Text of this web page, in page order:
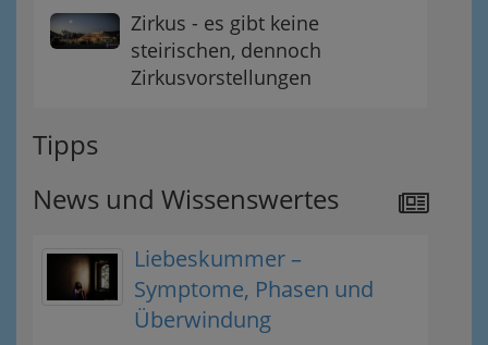
Zirkus - es gibt keine
steirischen, dennoch
Zirkusvorstellungen
Tipps
News und Wissenswertes
Liebeskummer –
Symptome, Phasen und
Überwindung